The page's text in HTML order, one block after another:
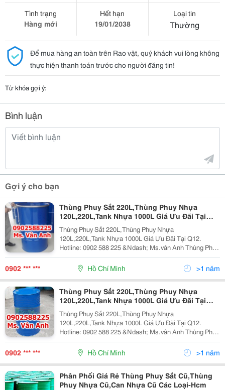
Tình trạng
Hàng mới
Hết hạn
19/01/2038
Loại tin
Thường
Để mua hàng an toàn trên Rao vặt, quý khách vui lòng không
thực hiện thanh toán trước cho người đăng tin!
Từ khóa gợi ý:
Bình luận
Gợi ý cho bạn
Thùng Phuy Sắt 220L,Thùng Phuy Nhựa
120L,220L,Tank Nhựa 1000L Giá Ưu Đãi Tại
Q12
Thùng Phuy Sắt 220L,Thùng Phuy Nhựa
120L,220L,Tank Nhựa 1000L Giá Ưu Đãi Tại Q12.
Hotline: 0902 588 225 &Ndash; Ms.vân Anh Thùng Phuy
Phuy Nhựa Nắp Kín : Dung Tích: 220 Lít - Kích Thước:
D57.4Cm, Cao 89 Cm - Màu Sắc: Xanh Dương - Ng
0902 *** *** Hồ Chí Minh >1 năm
Thùng Phuy Sắt 220L,Thùng Phuy Nhựa
120L,220L,Tank Nhựa 1000L Giá Ưu Đãi Tại
Q12
Thùng Phuy Sắt 220L,Thùng Phuy Nhựa
120L,220L,Tank Nhựa 1000L Giá Ưu Đãi Tại Q12.
Hotline: 0902 588 225 &Ndash; Ms.vân Anh Thùng Phuy
Phuy Nhựa Nắp Kín : Dung Tích: 220 Lít - Kích Thước:
D57.4Cm, Cao 89 Cm - Màu Sắc: Xanh Dương - Ng
0902 *** *** Hồ Chí Minh >1 năm
Phân Phối Giá Rẻ Thùng Phuy Sắt Cũ,Thùng
Phuy Nhựa Cũ,Can Nhựa Cũ Các Loại-Hcm